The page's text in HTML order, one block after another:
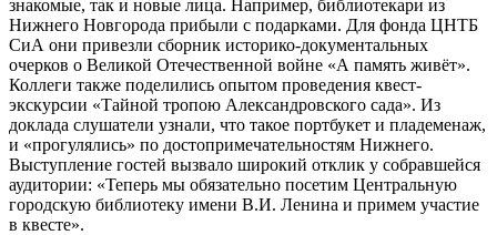
знакомые, так и новые лица. Например, библиотекари из
Нижнего Новгорода прибыли с подарками. Для фонда ЦНТБ
СиА они привезли сборник историко-документальных
очерков о Великой Отечественной войне «А память живёт».
Коллеги также поделились опытом проведения квест-
экскурсии «Тайной тропою Александровского сада». Из
доклада слушатели узнали, что такое портбукет и пладеменаж,
и «прогулялись» по достопримечательностям Нижнего.
Выступление гостей вызвало широкий отклик у собравшейся
аудитории: «Теперь мы обязательно посетим Центральную
городскую библиотеку имени В.И. Ленина и примем участие
в квесте».